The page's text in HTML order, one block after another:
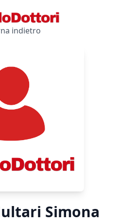
indietro
Simona